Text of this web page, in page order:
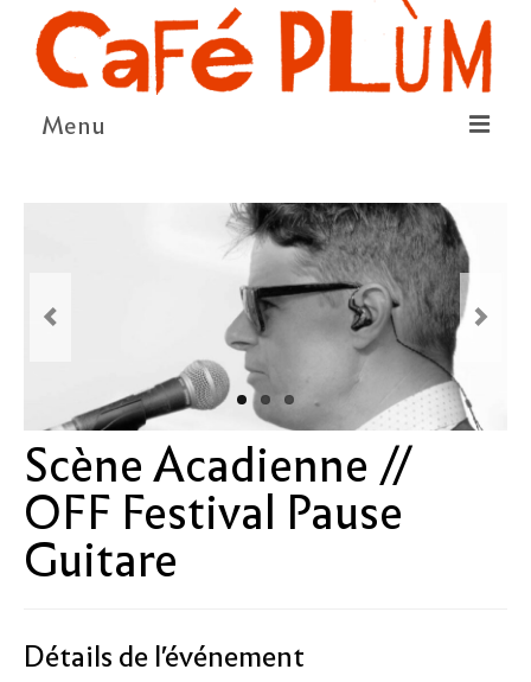
Menu
LA COOPÉRATIVE & L’ASSO
LE CONSEIL COOPÉRATIF
LE PROGRAMME
DÉTAIL DES ÉVÉNEMENTS
LA SAISON CULTURELLE
AMI·ES ARTISTES
LE PROJET DE TERRITOIRE
Scène Acadienne //
OFF Festival Pause
Guitare
Détails de l'événement